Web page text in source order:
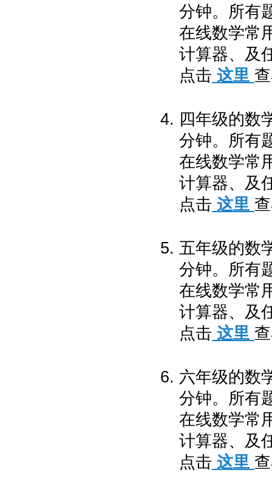
分钟。所有
在线数学常
计算器、及
点击 这里
四年级的数
分钟。所有
在线数学常
计算器、及
点击 这里
五年级的数
分钟。所有
在线数学常
计算器、及
点击 这里
六年级的数
分钟。所有
在线数学常
计算器、及
点击 这里